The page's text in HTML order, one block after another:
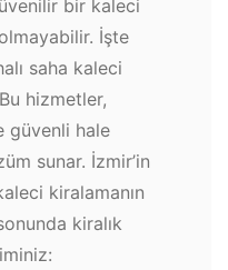
bir kaleci
İşte
saha kaleci
hizmetler,
güvenli hale
sunar. İzmir’in
kiralamanın
kiralık